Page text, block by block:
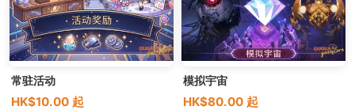
常驻活动
HK$10.00 起
模拟宇宙
HK$80.00 起